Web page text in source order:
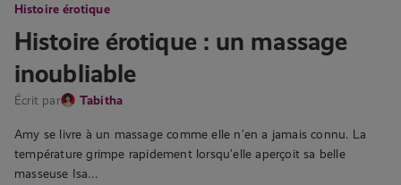
Histoire érotique
Histoire érotique : un massage
inoubliable
Écrit par Tabitha
Amy se livre à un massage comme elle n’en a jamais connu. La
température grimpe rapidement lorsqu’elle aperçoit sa belle
masseuse Isa…